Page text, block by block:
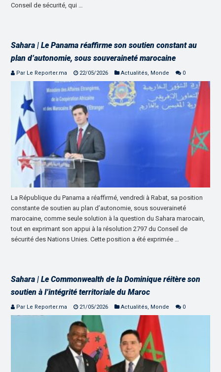
Conseil de sécurité, qui …
Sahara | Le Panama réaffirme son soutien constant au
plan d’autonomie, sous souveraineté marocaine
Par Le Reporter.ma 22/05/2026 Actualités, Monde 0
La République du Panama a réaffirmé, vendredi à Rabat, sa position
constante de soutien au plan d’autonomie, sous souveraineté
marocaine, comme seule solution à la question du Sahara marocain,
tout en exprimant son appui à la résolution 2797 du Conseil de
sécurité des Nations Unies. Cette position a été exprimée …
Sahara | Le Commonwealth de la Dominique réitère son
soutien à l’intégrité territoriale du Maroc
Par Le Reporter.ma 21/05/2026 Actualités, Monde 0